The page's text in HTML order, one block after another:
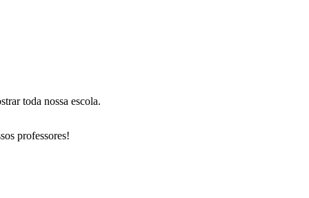
toda nossa escola.
professores!